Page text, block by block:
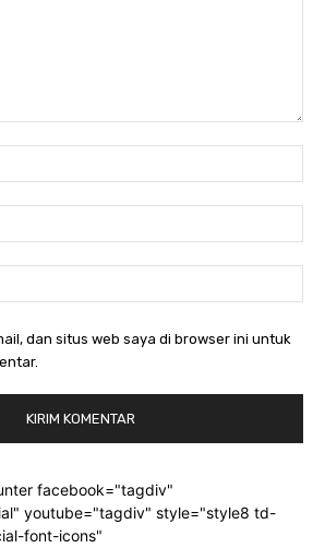
dan situs web saya di browser ini untuk
facebook="tagdiv"
youtube="tagdiv" style="style8 td-
font-icons"